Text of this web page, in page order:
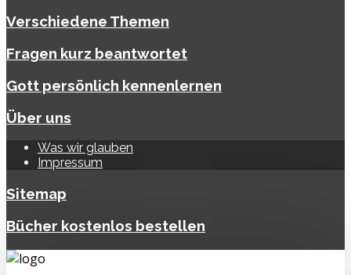
Verschiedene Themen
Fragen kurz beantwortet
Gott persönlich kennenlernen
Über uns
Was wir glauben
Impressum
Sitemap
Bücher kostenlos bestellen